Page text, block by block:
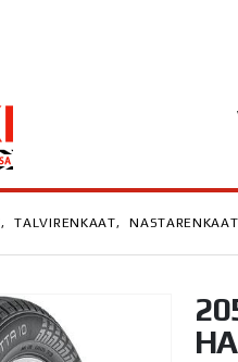
, TALVIRENKAAT, NASTARENKAAT